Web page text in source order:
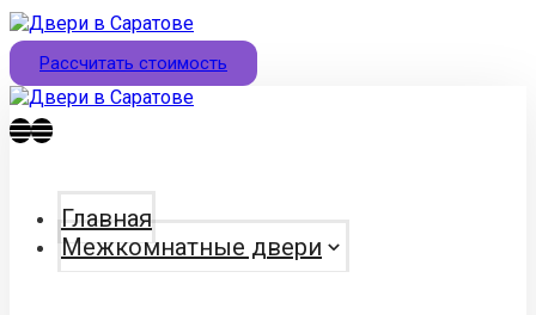
Рассчитать стоимость
Главная
Межкомнатные двери